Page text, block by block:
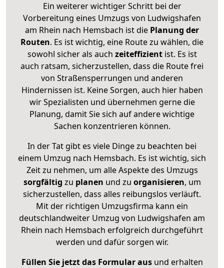
Ein weiterer wichtiger Schritt bei der
Vorbereitung eines Umzugs von Ludwigshafen
am Rhein nach Hemsbach ist die Planung der
Routen. Es ist wichtig, eine Route zu wählen, die
sowohl sicher als auch zeiteffizientist. Es ist
auch ratsam, sicherzustellen, dass die Route frei
von Straßensperrungen und anderen
Hindernissen ist. Keine Sorgen, auch hier haben
wir Spezialisten und übernehmen gerne die
Planung, damit Sie sich auf andere wichtige
Sachen konzentrieren können.
In der Tat gibt es viele Dinge zu beachten bei
einem Umzug nach Hemsbach. Es ist wichtig, sich
Zeit zu nehmen, um alle Aspekte des Umzugs
sorgfältig zu planen und zu organisieren, um
sicherzustellen, dass alles reibungslos verläuft.
Mit der richtigen Umzugsfirma kann ein
deutschlandweiter Umzug von Ludwigshafen am
Rhein nach Hemsbach erfolgreich durchgeführt
werden und dafür sorgen wir.
Füllen Sie jetzt das Formular ausund erhalten